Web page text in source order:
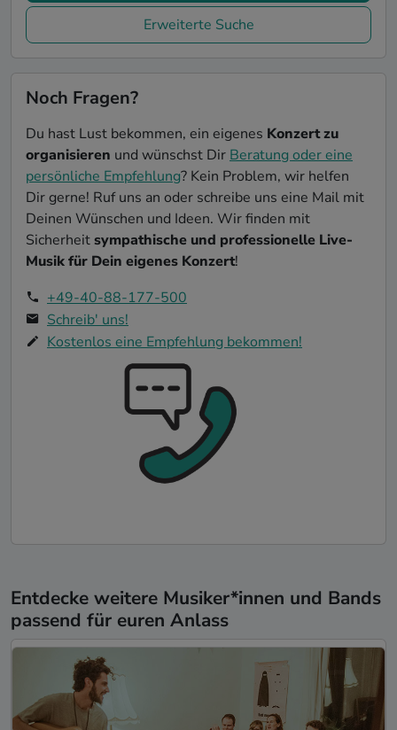
Erweiterte Suche
Noch Fragen?
Du hast Lust bekommen, ein eigenes Konzert zu
organisieren und wünschst DirBeratung oder eine
persönliche Empfehlung? Kein Problem, wir helfen
Dir gerne! Ruf uns an oder schreibe uns eine Mail mit
Deinen Wünschen und Ideen. Wir finden mit
Sicherheitsympathische und professionelle Live-
Musik für Dein eigenes Konzert!
+49-40-88-177-500
Schreib' uns!
Kostenlos eine Empfehlung bekommen!
Entdecke weitere Musiker*innen und Bands
passend für euren Anlass